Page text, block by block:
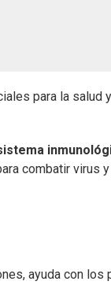
para la
combatir virus
ayuda con